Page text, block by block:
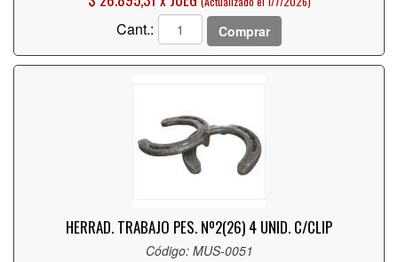
Cant.: Comprar
HERRAD. TRABAJO PES. Nº2(26) 4 UNID. C/CLIP
Código: MUS-0051